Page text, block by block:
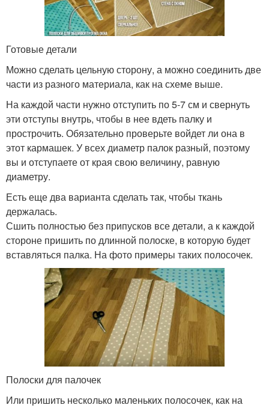
Готовые детали
Можно сделать цельную сторону, а можно соединить две
части из разного материала, как на схеме выше.
На каждой части нужно отступить по 5-7 см и свернуть
эти отступы внутрь, чтобы в нее вдеть палку и
прострочить. Обязательно проверьте войдет ли она в
этот кармашек. У всех диаметр палок разный, поэтому
вы и отступаете от края свою величину, равную
диаметру.
Есть еще два варианта сделать так, чтобы ткань
держалась.
Сшить полностью без припусков все детали, а к каждой
стороне пришить по длинной полоске, в которую будет
вставляться палка. На фото примеры таких полосочек.
Полоски для палочек
Или пришить несколько маленьких полосочек, как на